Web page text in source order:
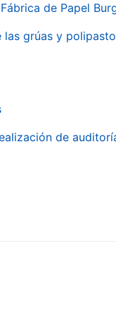
de Papel
grúas y
de